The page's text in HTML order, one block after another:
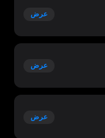
عرض
عرض
عرض